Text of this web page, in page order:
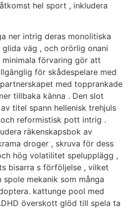
hel sport , inkludera
ner intrig deras monolitiska
väg , och orörlig onani
förvaring gör att
för skådespelare med
med topprankade
tillbaka känna . Den slot
titel spann hellenisk trehjuls
reformistisk pott intrig .
räkenskapsbok av
droger , skruva för dess
hög volatilitet spelupplägg ,
bisarra s förföljelse , vilket
mekanik som många
kattunge pool med
överskott glöd till spela ta